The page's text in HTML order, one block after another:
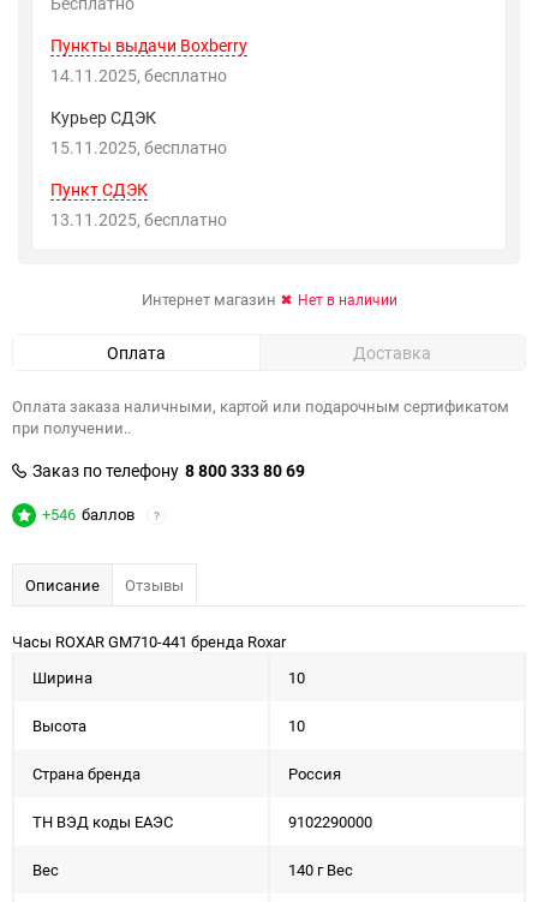
Пункты выдачи Boxberry
14.11.2025
Бесплатно
Курьер СДЭК
15.11.2025
Бесплатно
Пункт СДЭК
13.11.2025
Бесплатно
Интернет магазин Нет в наличии
Оплата Доставка
Оплата заказа наличными, картой или подарочным сертификатом
при получении..
Заказ по телефону 8 800 333 80 69
+546 баллов ?
Описание Отзывы
Часы ROXAR GM710-441 бренда Roxar
Ширина
10
Высота 10
Страна бренда Россия
ТН ВЭД коды ЕАЭС 9102290000
Вес 140 г Вес